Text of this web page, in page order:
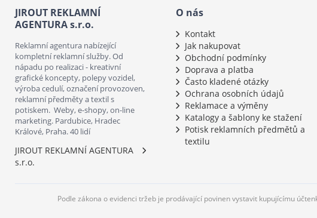
JIROUT REKLAMNÍ
AGENTURA s.r.o.
Reklamní agentura nabízející
kompletní reklamní služby. Od
nápadu po realizaci - kreativní
grafické koncepty, polepy vozidel,
výroba cedulí, označení provozoven,
reklamní předměty a textil s
potiskem. Weby, e-shopy, on-line
marketing. Pardubice, Hradec
Králové, Praha. 40 lidí
JIROUT REKLAMNÍ AGENTURA
s.r.o.
O nás
Kontakt
Jak nakupovat
Obchodní podmínky
Doprava a platba
Často kladené otázky
Ochrana osobních údajů
Reklamace a výměny
Katalogy a šablony ke stažení
Potisk reklamních předmětů a
textilu
Podle zákona o evidenci tržeb je prodávající povinen vystavit kupujícímu